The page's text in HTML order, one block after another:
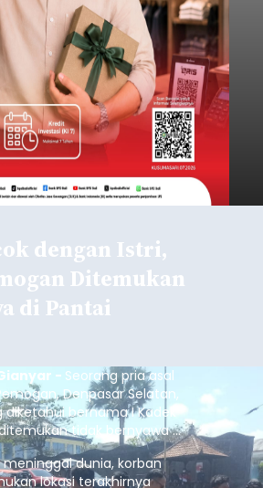
Thu, 08/06/2026 - 21:06
RI, Rutan Bangli
-Serangkian
tahun Kemerdekaan
RI) ke-81, Rumah
II B Bangli menggelar
onThu, 08/06/2026 - 20:56